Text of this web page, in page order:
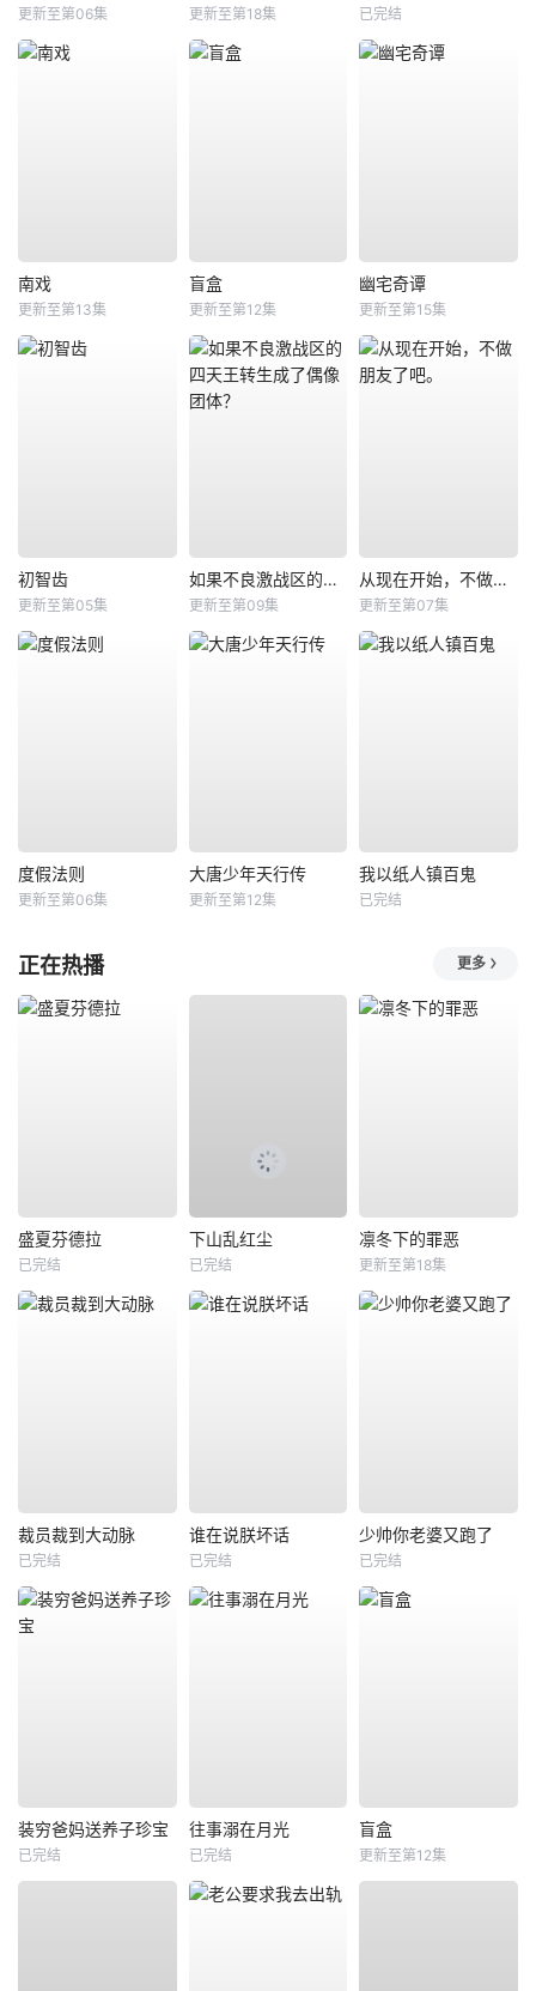
更新至第06集 更新至第18集 已完结
南戏
更新至第13集
盲盒
更新至第12集
幽宅奇谭
更新至第15集
初智齿
更新至第05集
如果不良激战区的四天王转生成了偶像团体？
更新至第09集
从现在开始，不做朋友了吧。
更新至第07集
度假法则
更新至第06集
大唐少年天行传
更新至第12集
我以纸人镇百鬼
已完结
正在热播 更多
盛夏芬德拉
已完结
下山乱红尘
已完结
凛冬下的罪恶
更新至第18集
裁员裁到大动脉
已完结
谁在说朕坏话
已完结
少帅你老婆又跑了
已完结
装穷爸妈送养子珍宝
已完结
往事溺在月光
已完结
盲盒
更新至第12集